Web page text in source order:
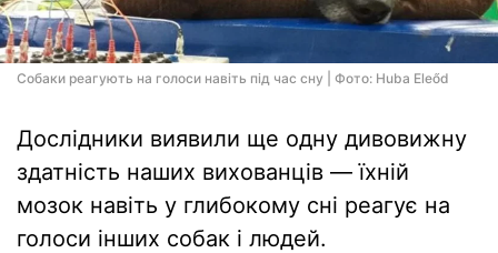
Собаки реагують на голоси навіть під час сну | Фото: Huba Eleőd
Дослідники виявили ще одну дивовижну
здатність наших вихованців — їхній
мозок навіть у глибокому сні реагує на
голоси інших собак і людей.